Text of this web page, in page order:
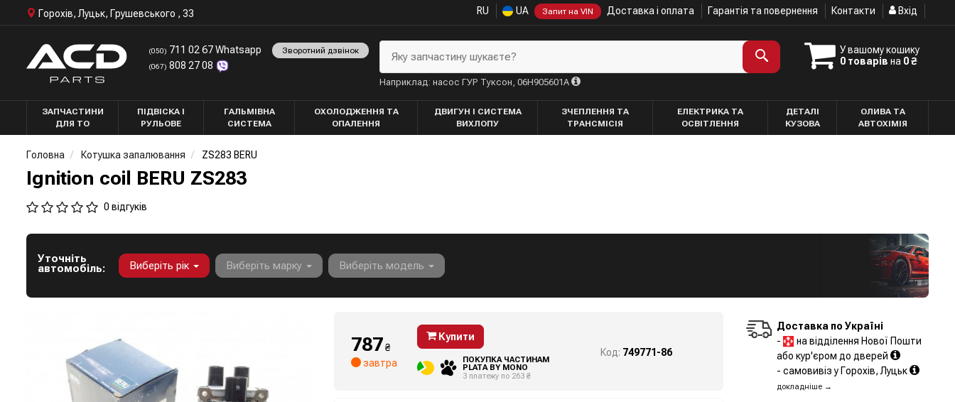
Горохів, Луцьк, Грушевського , 33 RU UA Запит на VIN Доставка і оплата Гарантія та повернення Контакти Вхід
(050) 711 02 67 Whatsapp
(067) 808 27 08
Зворотний дзвінок
У вашому кошику
0 товарів на 0 ₴
Яку запчастину шукаєте?
Наприклад: насос ГУР Туксон, 06H905601A
ЗАПЧАСТИНИ
ДЛЯ ТО
ПІДВІСКА І
РУЛЬОВЕ
ГАЛЬМІВНА
СИСТЕМА
ОХОЛОДЖЕННЯ ТА
ОПАЛЕННЯ
ДВИГУН І СИСТЕМА
ВИХЛОПУ
ЗЧЕПЛЕННЯ ТА
ТРАНСМІСІЯ
ЕЛЕКТРИКА ТА
ОСВІТЛЕННЯ
ДЕТАЛІ
КУЗОВА
ОЛИВА ТА
АВТОХІМІЯ
Головна Котушка запалювання ZS283 BERU
Ignition coil BERU ZS283
0 відгуків
Уточніть
автомобіль: Виберіть рік Виберіть марку Виберіть модель
787 ₴
завтра
Купити
ПОКУПКА ЧАСТИНАМ
PLATA BY MONO
3 платежу по 263 ₴
Код: 749771-86
Доставка по Україні
-
на відділення Нової Пошти
або кур'єром до дверей
- самовивіз у Горохів, Луцьк
докладніше →